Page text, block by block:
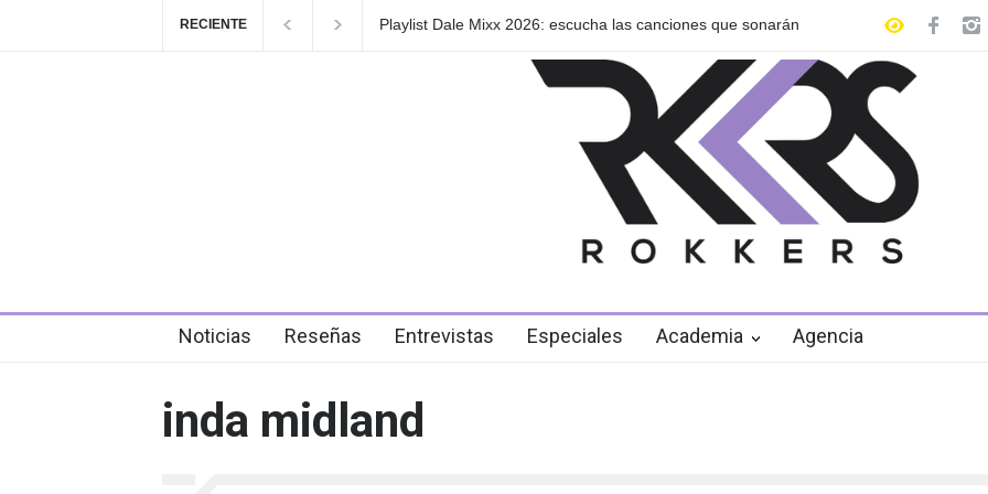
RECIENTE
Playlist Dale Mixx 2026: escucha las canciones que sonarán
GRLS anuncia su nuevo EP:
Noticias Reseñas Entrevistas Especiales Academia Agencia
inda midland